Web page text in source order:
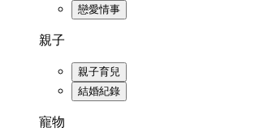
戀愛情事
親子
親子育兒
結婚紀錄
寵物